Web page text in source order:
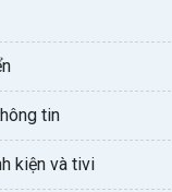
tin
kiện và tivi